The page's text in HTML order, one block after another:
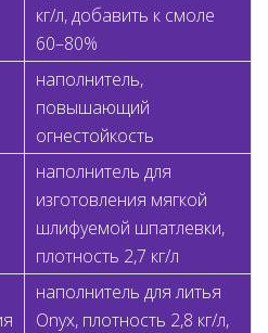
кг/л, добавить к смоле
60–80%
наполнитель,
повышающий
огнестойкость
наполнитель для
изготовления мягкой
шлифуемой шпатлевки,
плотность 2,7 кг/л
наполнитель для литья
Onyx, плотность 2,8 кг/л,